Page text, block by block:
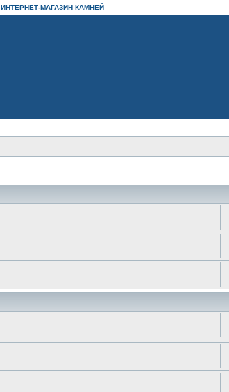
ИНТЕРНЕТ-МАГАЗИН КАМНЕЙ